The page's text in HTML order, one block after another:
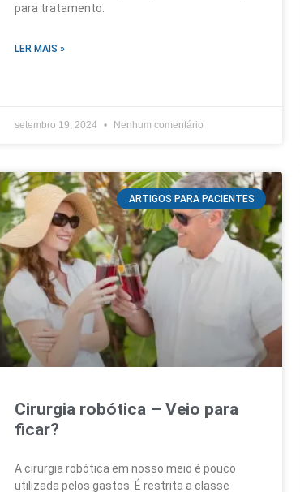
para tratamento.
LER MAIS »
setembro 19, 2024 Nenhum comentário
ARTIGOS PARA PACIENTES
Cirurgia robótica – Veio para
ficar?
A cirurgia robótica em nosso meio é pouco
utilizada pelos gastos. É restrita a classe